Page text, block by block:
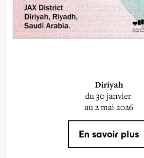
Diriyah
du 30 janvier
au 2 mai 2026
En savoir plus